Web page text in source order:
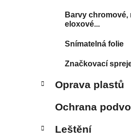
Barvy chromové,
eloxové...
Snímatelná folie
Značkovací
Oprava plastů
Ochrana
Leštění